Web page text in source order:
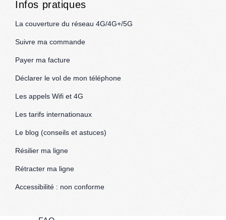
Infos pratiques
La couverture du réseau 4G/4G+/5G
Suivre ma commande
Payer ma facture
Déclarer le vol de mon téléphone
Les appels Wifi et 4G
Les tarifs internationaux
Le blog (conseils et astuces)
Résilier ma ligne
Rétracter ma ligne
Accessibilité : non conforme